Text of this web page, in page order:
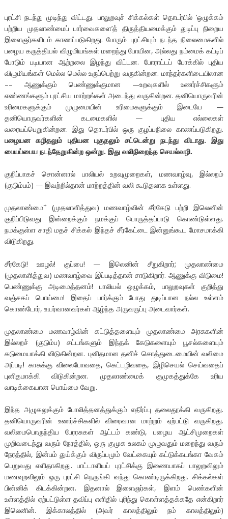
புரட்சி நடந்து முடிந்து விட்டது. பாலுறவுச் சிக்கல்கள் தொடர்பில் ‘ஒழுக்கம்
பற்றிய முதலாண்மைப் பார்வைகளை’த் திருத்தியமைக்கும் துடிப்பு நிறைய
இளைஞர்களிடம் காணப்படுகிறது. போரும் புரட்சியும் நடந்த நிலைமைகளில்
பழைய கருத்தியல் விழுமியங்கள் மறைந்து போயின, அல்லது நம்மைக் கட்டிப்
போடும் படியான ஆற்றலை இழந்து விட்டன. போராட்டப் போக்கில் புதிய
விழுமியங்கள் மெல்ல மெல்ல உருப்பெற்று வருகின்றன. மாந்தர்களிடையிலான
–– ஆணுக்கும் பெண்ணுக்குமான —உறவுகளில் உணர்ச்சிகளும்
எண்ணங்களும் புரட்சிய மாற்றங்கள் அடைந்து வருகின்றன. தனியொருவரின்
உரிமைகளுக்கும் முழுமையின் உரிமைகளுக்கும் இடையே —
தனியொருவர்களின் கடமைகளில் — புதிய எல்லைகள்
வரையப்பெறுகின்றன. இது தொடர்பில் ஒரு குழப்பநிலை காணப்படுகிறது.
பழையன கழிதலும் புதியன புகுதலும் சட்டென்று நடந்து விடாது. இது
பையப்பைய நடந்தேறுகின்ற ஒன்று. இது வலிநிறைந்த செயல்வழி.
குறிப்பாகச் சொன்னால் பாலியல் உறவுமுறைகள், மணவாழ்வு, இல்லறம்
(குடும்பம்) — இவற்றில்தான் மாற்றத்தின் வலி கூடுதலாக உள்ளது.
முதலாண்மை+(முதலாளித்துவ) மணவாழ்வின் சீர்கேடு பற்றி இலெனின்
குறிப்பிடுவது இன்றைக்கும் நமக்குப் பொருத்தப்பாடு கொண்டுள்ளது.
நமக்குள்ள சாதி மதச் சிக்கல் இந்தச் சீர்கேட்டை இன்னுங்கூட மோசமாக்கி
விடுகிறது.
சீர்கேடு! ஊழல்! குப்பை! — இலெனின் சீறுகிறார்; முதலாண்மை
(முதலாளித்துவ) மணவாழ்வை இப்படித்தான் சாடுகிறார். ஆணுக்கு விடுமை!
பெண்ணுக்கு அடிமைத்தனம்! பாலியல் ஒழுக்கம், பாலுறவுகள் குறித்து
வஞ்சகப் பொய்மை! இதைப் பார்க்கும் போது துடிப்பான நல்ல உள்ளம்
கொண்டோர், உயர்வானவர்கள் ஆழ்ந்த அருவருப்பு அடைவார்கள்.
முதலாண்மை மணவாழ்வின் கட்டுத்தளையும் முதலாண்மை அரசுகளின்
இல்லறச் (குடும்ப) சட்டங்களும் இந்தக் கேடுகளையும் பூசல்களையும்
கடுமையாக்கி விடுகின்றன. புனிதமான தனிச் சொத்துடைமையின் வலிமை
அப்படி! காசுக்கு விலைபோவதை, கெட்டழிவதை, இழிசெயல் செய்வதைப்
புனிதமாக்கி விடுகின்றன. முதலாண்மைக் குமுகத்துக்கே உரிய
வாடிக்கையான பொய்மை வேறு.
இந்த அழுகலுக்கும் போலித்தனத்துக்கும் எதிர்ப்பு தலைதூக்கி வருகிறது.
தனியொருவரின் உணர்ச்சிகளில் விரைவான மாற்றம் ஏற்பட்டு வருகிறது.
வலிமைபொருந்திய பேரரசுகள் ஆட்டம் கண்டு, பழைய ஆட்சிமுறைகள்
முறிவடைந்து வரும் நேரத்தில், ஒரு குமுக உலகம் முழுவதும் மறைந்து வரும்
நேரத்தில், இன்பம் துய்க்கும் விருப்பமும் வேட்கையும் கட்டுக்கடங்கா வேகம்
பெறுவது எளிதாகிறது. பாட்டாளியப் புரட்சிக்கு இணையாகப் பாலுறவிலும்
மணவுறவிலும் ஒரு புரட்சி நெருங்கி வந்து கொண்டிருக்கிறது. சிக்கல்கள்
பின்னிக் கிடக்கின்றன. இதனால் இளைஞர்கள், இளம் பெண்களின்
உள்ளத்தில் ஏற்பட்டுள்ள தவிப்பு எளிதில் புரிந்து கொள்ளத்தக்கதே என்கிறார்
இலெனின். இக்காலத்தில் (அவர் காலத்திலும் நம் காலத்திலும்)